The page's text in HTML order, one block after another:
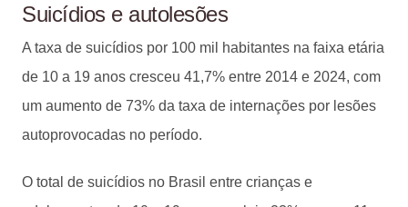
Suicídios e autolesões
A taxa de suicídios por 100 mil habitantes na faixa etária
de 10 a 19 anos cresceu 41,7% entre 2014 e 2024, com
um aumento de 73% da taxa de internações por lesões
autoprovocadas no período.
O total de suicídios no Brasil entre crianças e